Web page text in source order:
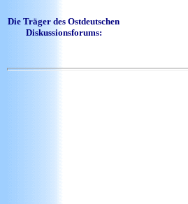
Die Träger des Ostdeutschen
Diskussionsforums: